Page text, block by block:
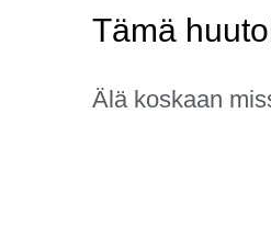
Tämä
Älä koskaan